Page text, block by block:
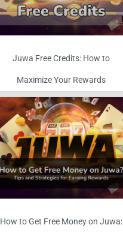
Juwa Free Credits: How to
Maximize Your Rewards
How to Get Free Money on Juwa: